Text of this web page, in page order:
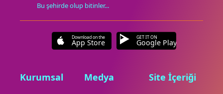
Bu şehirde olup bitinler...
Download on the
App Store
GET IT ON
Google Play
Kurumsal Medya Site İçeriği